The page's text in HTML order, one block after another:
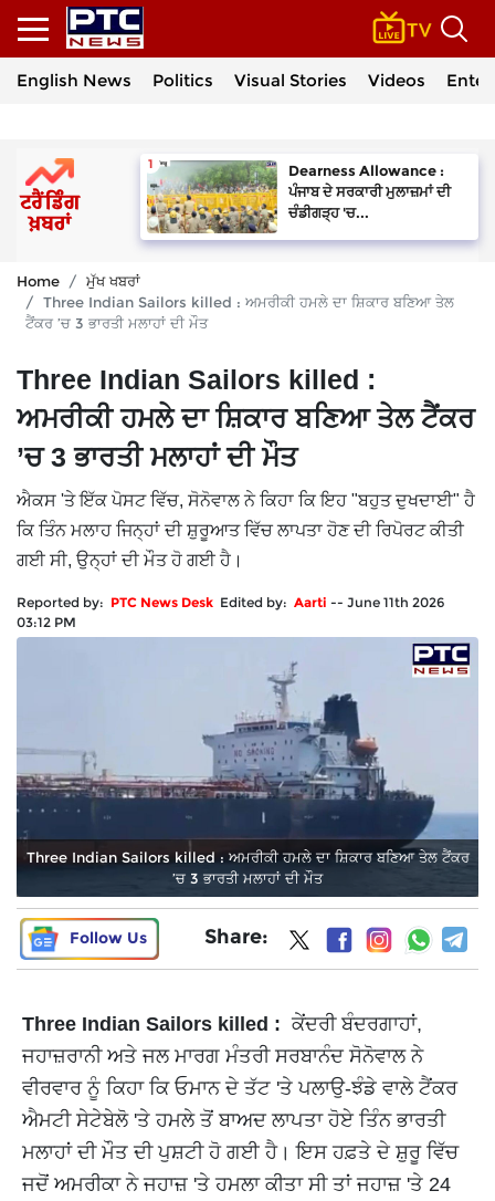
English News Politics Visual Stories Videos
Dearness Allowance :
ਪੰਜਾਬ ਦੇ ਸਰਕਾਰੀ ਮੁਲਾਜ਼ਮਾਂ ਦੀ
ਚੰਡੀਗੜ੍ਹ 'ਚ...
Home
ਮੁੱਖ ਖਬਰਾਂ
Three Indian Sailors killed : ਅਮਰੀਕੀ ਹਮਲੇ ਦਾ ਸ਼ਿਕਾਰ ਬਣਿਆ ਤੇਲ
ਟੈਂਕਰ ’ਚ 3 ਭਾਰਤੀ ਮਲਾਹਾਂ ਦੀ ਮੌਤ
Three Indian Sailors killed :
ਅਮਰੀਕੀ ਹਮਲੇ ਦਾ ਸ਼ਿਕਾਰ ਬਣਿਆ ਤੇਲ ਟੈਂਕਰ
’ਚ 3 ਭਾਰਤੀ ਮਲਾਹਾਂ ਦੀ ਮੌਤ
ਐਕਸ 'ਤੇ ਇੱਕ ਪੋਸਟ ਵਿੱਚ, ਸੋਨੋਵਾਲ ਨੇ ਕਿਹਾ ਕਿ ਇਹ "ਬਹੁਤ ਦੁਖਦਾਈ" ਹੈ
ਕਿ ਤਿੰਨ ਮਲਾਹ ਜਿਨ੍ਹਾਂ ਦੀ ਸ਼ੁਰੂਆਤ ਵਿੱਚ ਲਾਪਤਾ ਹੋਣ ਦੀ ਰਿਪੋਰਟ ਕੀਤੀ
ਗਈ ਸੀ, ਉਨ੍ਹਾਂ ਦੀ ਮੌਤ ਹੋ ਗਈ ਹੈ।
Reported by: PTC News Desk Edited by: Aarti -- June 11th 2026
03:12 PM
Three Indian Sailors killed : ਅਮਰੀਕੀ ਹਮਲੇ ਦਾ ਸ਼ਿਕਾਰ ਬਣਿਆ ਤੇਲ ਟੈਂਕਰ
’ਚ 3 ਭਾਰਤੀ ਮਲਾਹਾਂ ਦੀ ਮੌਤ
Follow Us Share:
Three Indian Sailors killed : ਕੇਂਦਰੀ ਬੰਦਰਗਾਹਾਂ,
ਜਹਾਜ਼ਰਾਨੀ ਅਤੇ ਜਲ ਮਾਰਗ ਮੰਤਰੀ ਸਰਬਾਨੰਦ ਸੋਨੋਵਾਲ ਨੇ
ਵੀਰਵਾਰ ਨੂੰ ਕਿਹਾ ਕਿ ਓਮਾਨ ਦੇ ਤੱਟ 'ਤੇ ਪਲਾਉ-ਝੰਡੇ ਵਾਲੇ ਟੈਂਕਰ
ਐਮਟੀ ਸੇਟੇਬੇਲੋ 'ਤੇ ਹਮਲੇ ਤੋਂ ਬਾਅਦ ਲਾਪਤਾ ਹੋਏ ਤਿੰਨ ਭਾਰਤੀ
ਮਲਾਹਾਂ ਦੀ ਮੌਤ ਦੀ ਪੁਸ਼ਟੀ ਹੋ ​​ਗਈ ਹੈ। ਇਸ ਹਫ਼ਤੇ ਦੇ ਸ਼ੁਰੂ ਵਿੱਚ
ਜਦੋਂ ਅਮਰੀਕਾ ਨੇ ਜਹਾਜ਼ 'ਤੇ ਹਮਲਾ ਕੀਤਾ ਸੀ ਤਾਂ ਜਹਾਜ਼ 'ਤੇ 24